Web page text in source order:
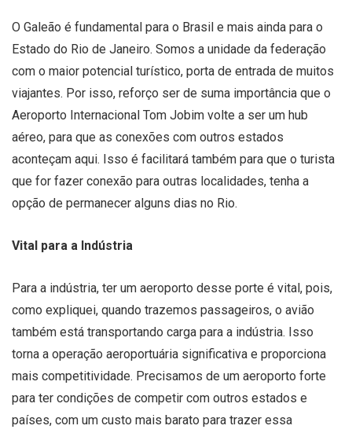
O Galeão é fundamental para o Brasil e mais ainda para o
Estado do Rio de Janeiro. Somos a unidade da federação
com o maior potencial turístico, porta de entrada de muitos
viajantes. Por isso, reforço ser de suma importância que o
Aeroporto Internacional Tom Jobim volte a ser um hub
aéreo, para que as conexões com outros estados
aconteçam aqui. Isso é facilitará também para que o turista
que for fazer conexão para outras localidades, tenha a
opção de permanecer alguns dias no Rio.
Vital para a Indústria
Para a indústria, ter um aeroporto desse porte é vital, pois,
como expliquei, quando trazemos passageiros, o avião
também está transportando carga para a indústria. Isso
torna a operação aeroportuária significativa e proporciona
mais competitividade. Precisamos de um aeroporto forte
para ter condições de competir com outros estados e
países, com um custo mais barato para trazer essa